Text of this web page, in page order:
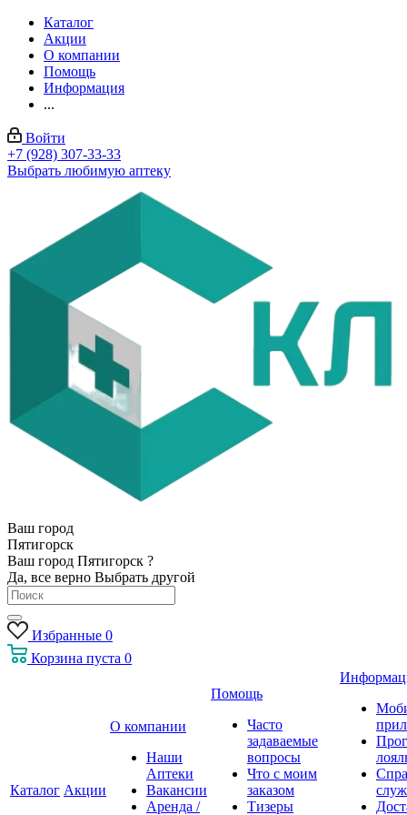
Каталог
Акции
О компании
Помощь
Информация
...
Войти
+7 (928) 307-33-33
Выбрать любимую аптеку
Ваш город
Пятигорск
Ваш город Пятигорск ?
Да, все верно Выбрать другой
Избранные 0
Корзина пуста 0
Каталог Акции
О компании
Наши
Аптеки
Вакансии
Аренда /
Помощь
Часто
задаваемые
вопросы
Что с моим
заказом
Тизеры